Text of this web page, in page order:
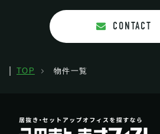
CONTACT
TOP 物件一覧